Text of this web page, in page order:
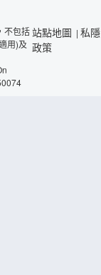
不包括
用)及
站點地圖 | 私隱
政策